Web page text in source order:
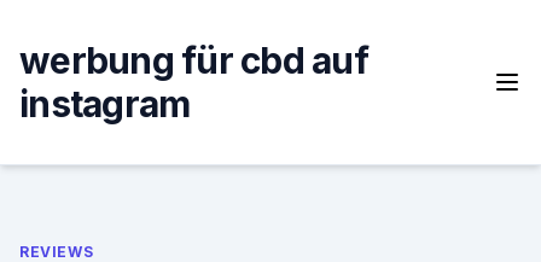
content
werbung für cbd auf
instagram
REVIEWS